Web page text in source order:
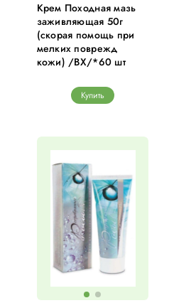
Крем Походная мазь
заживляющая 50г
(скорая помощь при
мелких поврежд
кожи) /ВХ/*60 шт
Купить